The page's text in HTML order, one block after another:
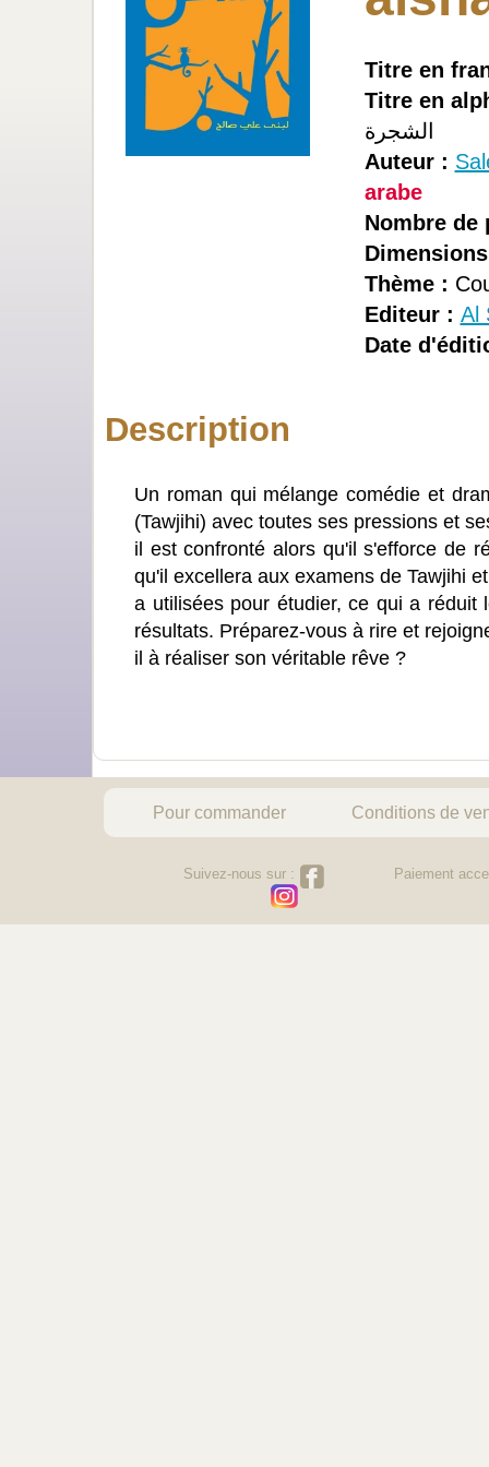
Titre en
Titre en
الشجرة
Auteur :
arabe
Nombre de
Thème :
Editeur : Al
Date
Description
Un roman qui mélange comédie et
(Tawjihi) avec toutes ses pressions et
il est confronté alors qu'il s'efforce de
qu'il excellera aux examens de Tawjihi
a utilisées pour étudier, ce qui a
résultats. Préparez-vous à rire et
il à réaliser son véritable rêve ?
Pour commander Conditions de
Suivez-nous sur : Paiement